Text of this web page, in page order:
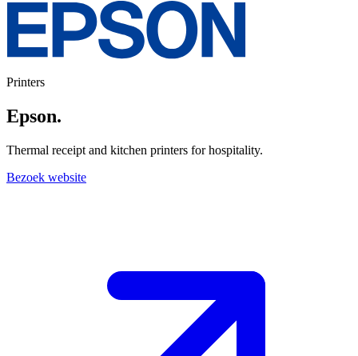
Printers
Epson.
Thermal receipt and kitchen printers for hospitality.
Bezoek website